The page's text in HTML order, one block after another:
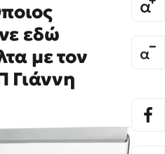
εδώ
με τον
Γιάννη